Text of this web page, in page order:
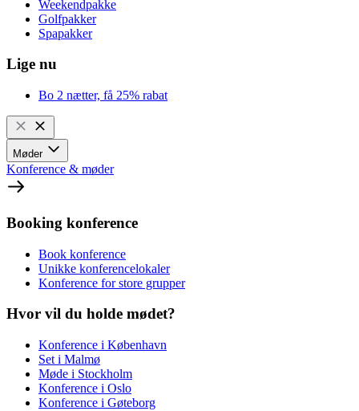
Weekendpakke
Golfpakker
Spapakker
Lige nu
Bo 2 nætter, få 25% rabat
Møder
Konference & møder
Booking konference
Book konference
Unikke konferencelokaler
Konference for store grupper
Hvor vil du holde mødet?
Konference i København
Set i Malmø
Møde i Stockholm
Konference i Oslo
Konference i Gøteborg